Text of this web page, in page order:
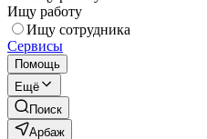
Ищу работу
Ищу сотрудника
Сервисы
Помощь
Ещё
Поиск
Арбаж